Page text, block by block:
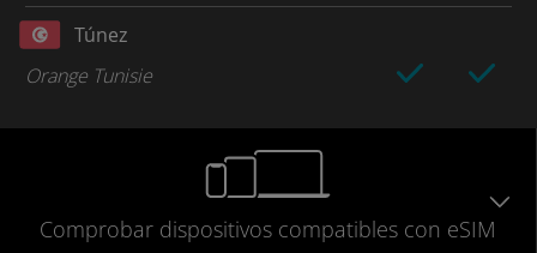
Túnez
Orange Tunisie
Comprobar dispositivos compatibles con eSIM